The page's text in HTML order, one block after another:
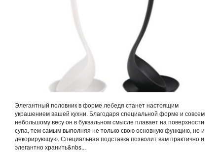
Элегантный половник в форме лебедя станет настоящим
украшением вашей кухни. Благодаря специальной форме и совсем
небольшому весу он в буквальном смысле плавает на поверхности
супа, тем самым выполняя не только свою основную функцию, но и
декорирующую. Специальная подставка позволит вам практично и
элегантно хранить&nbs...